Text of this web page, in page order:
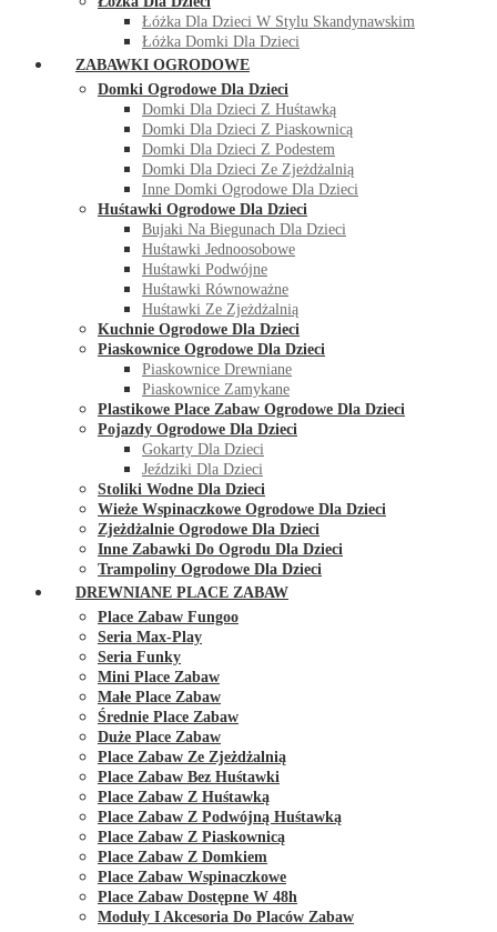
Łóżka Dla Dzieci W Stylu Skandynawskim
Łóżka Domki Dla Dzieci
ZABAWKI OGRODOWE
Domki Ogrodowe Dla Dzieci
Domki Dla Dzieci Z Huśtawką
Domki Dla Dzieci Z Piaskownicą
Domki Dla Dzieci Z Podestem
Domki Dla Dzieci Ze Zjeżdżalnią
Inne Domki Ogrodowe Dla Dzieci
Huśtawki Ogrodowe Dla Dzieci
Bujaki Na Biegunach Dla Dzieci
Huśtawki Jednoosobowe
Huśtawki Podwójne
Huśtawki Równoważne
Huśtawki Ze Zjeżdżalnią
Kuchnie Ogrodowe Dla Dzieci
Piaskownice Ogrodowe Dla Dzieci
Piaskownice Drewniane
Piaskownice Zamykane
Plastikowe Place Zabaw Ogrodowe Dla Dzieci
Pojazdy Ogrodowe Dla Dzieci
Gokarty Dla Dzieci
Jeździki Dla Dzieci
Stoliki Wodne Dla Dzieci
Wieże Wspinaczkowe Ogrodowe Dla Dzieci
Zjeżdżalnie Ogrodowe Dla Dzieci
Inne Zabawki Do Ogrodu Dla Dzieci
Trampoliny Ogrodowe Dla Dzieci
DREWNIANE PLACE ZABAW
Place Zabaw Fungoo
Seria Max-Play
Seria Funky
Mini Place Zabaw
Małe Place Zabaw
Średnie Place Zabaw
Duże Place Zabaw
Place Zabaw Ze Zjeżdżalnią
Place Zabaw Bez Huśtawki
Place Zabaw Z Huśtawką
Place Zabaw Z Podwójną Huśtawką
Place Zabaw Z Piaskownicą
Place Zabaw Z Domkiem
Place Zabaw Wspinaczkowe
Place Zabaw Dostępne W 48h
Moduły I Akcesoria Do Placów Zabaw